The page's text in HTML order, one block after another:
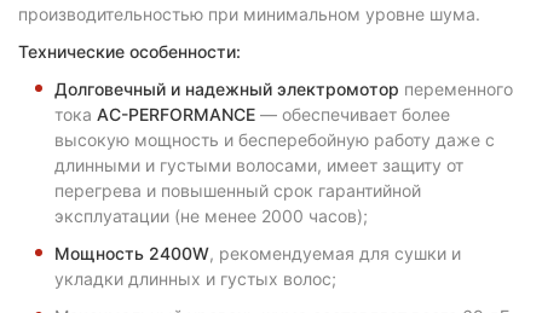
производительностью при минимальном уровне шума.
Технические особенности:
Долговечный и надежный электромотор переменного
тока AC-PERFORMANCE — обеспечивает более
высокую мощность и бесперебойную работу даже с
длинными и густыми волосами, имеет защиту от
перегрева и повышенный срок гарантийной
эксплуатации (не менее 2000 часов);
Мощность 2400W, рекомендуемая для сушки и
укладки длинных и густых волос;